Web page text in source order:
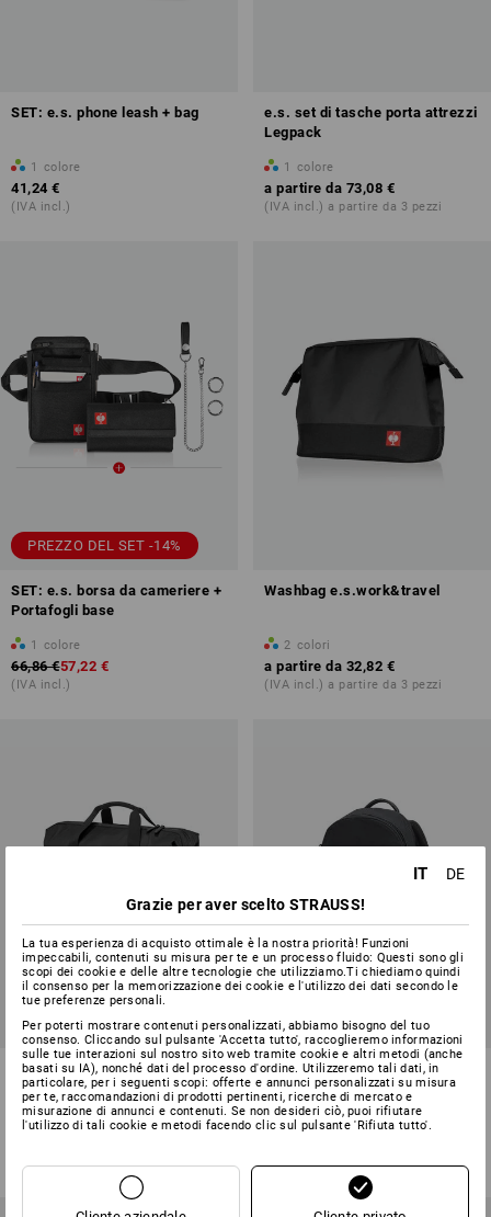
SET: e.s. phone leash + bag
1 colore
41,24 €
(IVA incl.)
e.s. set di tasche porta attrezzi
Legpack
1 colore
a partire da 73,08 €
(IVA incl.) a partire da 3 pezzi
PREZZO DEL SET -14%
SET: e.s. borsa da cameriere +
Portafogli base
1 colore
66,86 €57,22 €
(IVA incl.)
Washbag e.s.work&travel
2 colori
a partire da 32,82 €
(IVA incl.) a partire da 3 pezzi
Borsa da viaggio Duffle Bag
e.s.work&travel
2 colori
(IVA incl.) a partire da 3 pezzi
Backpack e.s.motion ten
5 colori
(IVA incl.)
IT
DE
Grazie per aver scelto STRAUSS!
La tua esperienza di acquisto ottimale è la nostra priorità! Funzioni
impeccabili, contenuti su misura per te e un processo fluido: Questi sono gli
scopi dei cookie e delle altre tecnologie che utilizziamo.Ti chiediamo quindi
il consenso per la memorizzazione dei cookie e l'utilizzo dei dati secondo le
tue preferenze personali.
Per poterti mostrare contenuti personalizzati, abbiamo bisogno del tuo
consenso. Cliccando sul pulsante 'Accetta tutto', raccoglieremo informazioni
sulle tue interazioni sul nostro sito web tramite cookie e altri metodi (anche
basati su IA), nonché dati del processo d'ordine. Utilizzeremo tali dati, in
particolare, per i seguenti scopi: offerte e annunci personalizzati su misura
per te, raccomandazioni di prodotti pertinenti, ricerche di mercato e
misurazione di annunci e contenuti. Se non desideri ciò, puoi rifiutare
l'utilizzo di tali cookie e metodi facendo clic sul pulsante 'Rifiuta tutto'.